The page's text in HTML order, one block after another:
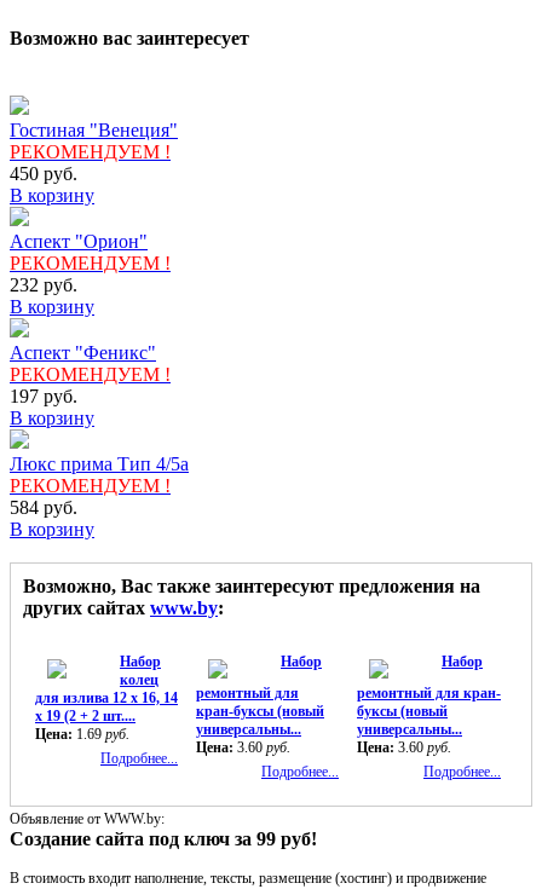
Возможно вас заинтересует
Гостиная "Венеция"
РЕКОМЕНДУЕМ !
450 руб.
В корзину
Аспект "Орион"
РЕКОМЕНДУЕМ !
232 руб.
В корзину
Аспект "Феникс"
РЕКОМЕНДУЕМ !
197 руб.
В корзину
Люкс прима Тип 4/5а
РЕКОМЕНДУЕМ !
584 руб.
В корзину
Возможно, Вас также заинтересуют предложения на
других сайтах www.by:
Набор
колец
для излива 12 х 16, 14
х 19 (2 + 2 шт....
Цена: 1.69 руб.
Подробнее...
Набор
ремонтный для
кран-буксы (новый
универсальны...
Цена: 3.60 руб.
Подробнее...
Набор
ремонтный для кран-
буксы (новый
универсальны...
Цена: 3.60 руб.
Подробнее...
Объявление от WWW.by:
Создание сайта под ключ за 99 руб!
В стоимость входит наполнение, тексты, размещение (хостинг) и продвижение